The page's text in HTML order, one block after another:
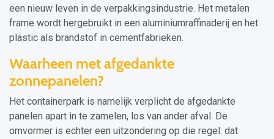
een nieuw leven in de verpakkingsindustrie. Het metalen
frame wordt hergebruikt in een aluminiumraffinaderij en het
plastic als brandstof in cementfabrieken.
Waarheen met afgedankte
zonnepanelen?
Het containerpark is namelijk verplicht de afgedankte
panelen apart in te zamelen, los van ander afval. De
omvormer is echter een uitzondering op die regel: dat